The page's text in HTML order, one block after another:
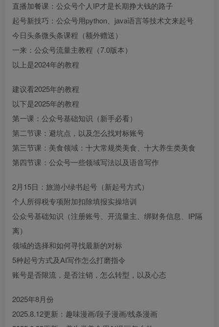
直播加餐课：公众号个人IP才是长期挣大钱的路子
起号新技巧：公众号用python、java语言等技术文来起号
今日头条微头条课程（额外赠送）
一来：公众号流量主教程（7.0版本）
以上是2024年的教程
建议看2025年的教程
以下是2025年的教程
第一课：公众号基础知识（新手必看）
第二节课：避坑点，以及怎么找对标账号
第三节课：美食领域：十大常规类美食、十大养生类美食
第四节课：公众号一些领域写法以及语音写作
2月15日：旅游小绿书起号（新起号方式）
个人所得税专项附加扣除填报实操培训
公众号基础知识（注册账号、开流量主、绑财务信息、IP隔
离）
领域的选择和如何寻找最新的对标
5种起号方式及AI写作怎么打磨指令
账号是否限流，是否注销，怎么转型，以及心态
2025年8月份
2025.8.12更新：趣味漫画/段子漫画/线条漫画